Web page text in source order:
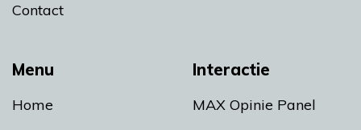
Menu
Home
Interactie
MAX Opinie Panel
Contact